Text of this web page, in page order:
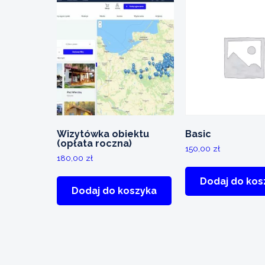
Wizytówka obiektu
(opłata roczna)
180,00 zł
Dodaj do koszyka
Basic
150,00 zł
Dodaj do